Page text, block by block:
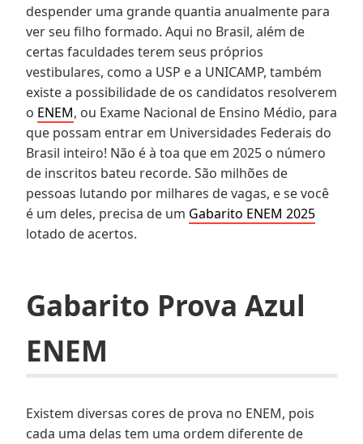
despender uma grande quantia anualmente para
ver seu filho formado. Aqui no Brasil, além de
certas faculdades terem seus próprios
vestibulares, como a USP e a UNICAMP, também
existe a possibilidade de os candidatos resolverem
o ENEM, ou Exame Nacional de Ensino Médio, para
que possam entrar em Universidades Federais do
Brasil inteiro! Não é à toa que em 2025 o número
de inscritos bateu recorde. São milhões de
pessoas lutando por milhares de vagas, e se você
é um deles, precisa de um Gabarito ENEM 2025
lotado de acertos.
Gabarito Prova Azul
ENEM
Existem diversas cores de prova no ENEM, pois
cada uma delas tem uma ordem diferente de